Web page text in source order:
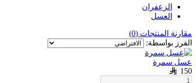
الزعفران
العسل
مقارنة المنتجات (0)
الفرز بواسطة:
عسل سمرة
150